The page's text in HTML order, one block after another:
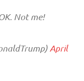
Not me!
April